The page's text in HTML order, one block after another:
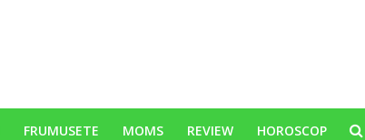
FRUMUSETE MOMS REVIEW HOROSCOP